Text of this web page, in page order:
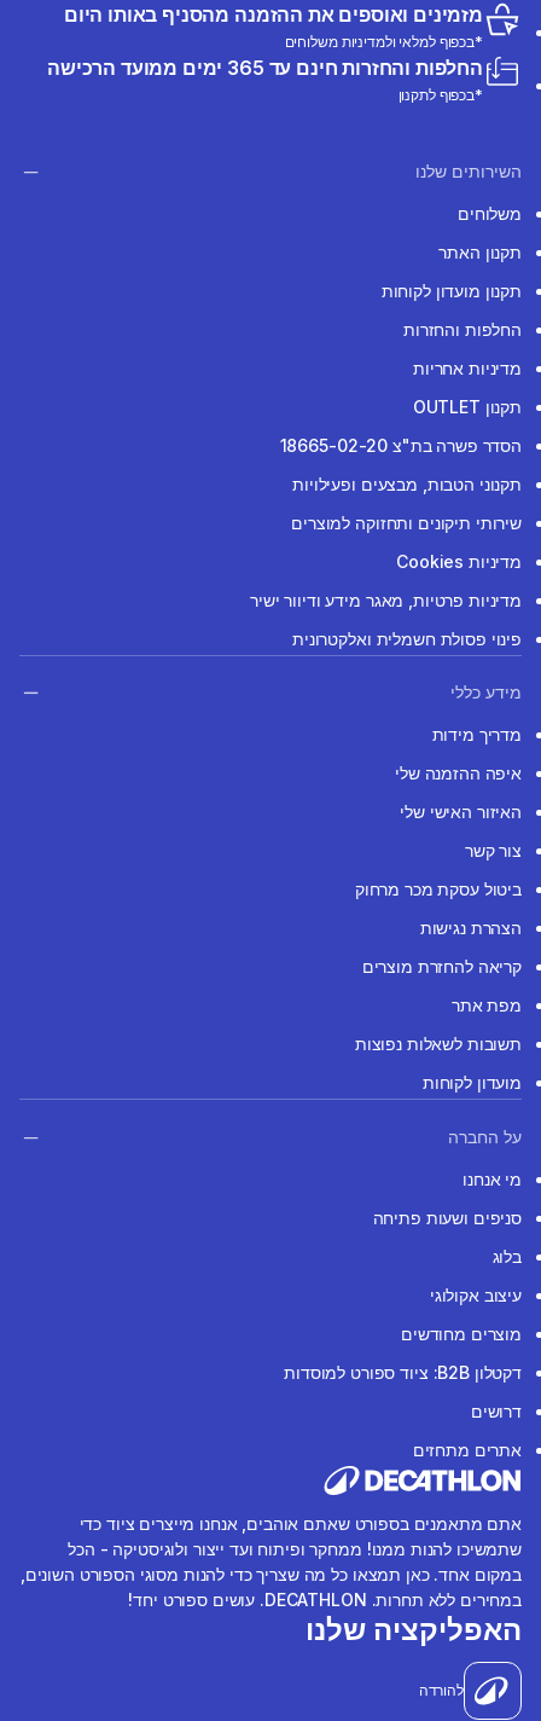
מזמינים ואוספים את ההזמנה מהסניף באותו היום
*בכפוף למלאי ולמדיניות משלוחים
החלפות והחזרות חינם עד 365 ימים ממועד הרכישה
*בכפוף לתקנון
השירותים שלנו
משלוחים
תקנון האתר
תקנון מועדון לקוחות
החלפות והחזרות
מדיניות אחריות
תקנון OUTLET
הסדר פשרה בת"צ 18665-02-20
תקנוני הטבות, מבצעים ופעילויות
שירותי תיקונים ותחזוקה למוצרים
מדיניות Cookies
מדיניות פרטיות, מאגר מידע ודיוור ישיר
פינוי פסולת חשמלית ואלקטרונית
מידע כללי
מדריך מידות
איפה ההזמנה שלי
האיזור האישי שלי
צור קשר
ביטול עסקת מכר מרחוק
הצהרת נגישות
קריאה להחזרת מוצרים
מפת אתר
תשובות לשאלות נפוצות
מועדון לקוחות
על החברה
מי אנחנו
סניפים ושעות פתיחה
בלוג
עיצוב אקולוגי
מוצרים מחודשים
דקטלון B2B: ציוד ספורט למוסדות
דרושים
אתרים מתחזים
אתם מתאמנים בספורט שאתם אוהבים, אנחנו מייצרים ציוד כדי
שתמשיכו להנות ממנו! ממחקר ופיתוח ועד ייצור ולוגיסטיקה - הכל
במקום אחד. כאן תמצאו כל מה שצריך כדי להנות מסוגי הספורט השונים,
במחירים ללא תחרות. DECATHLON. עושים ספורט יחד!
האפליקציה שלנו
להורדה